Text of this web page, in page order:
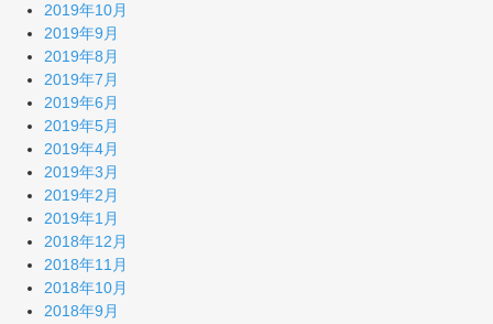
2019年10月
2019年9月
2019年8月
2019年7月
2019年6月
2019年5月
2019年4月
2019年3月
2019年2月
2019年1月
2018年12月
2018年11月
2018年10月
2018年9月